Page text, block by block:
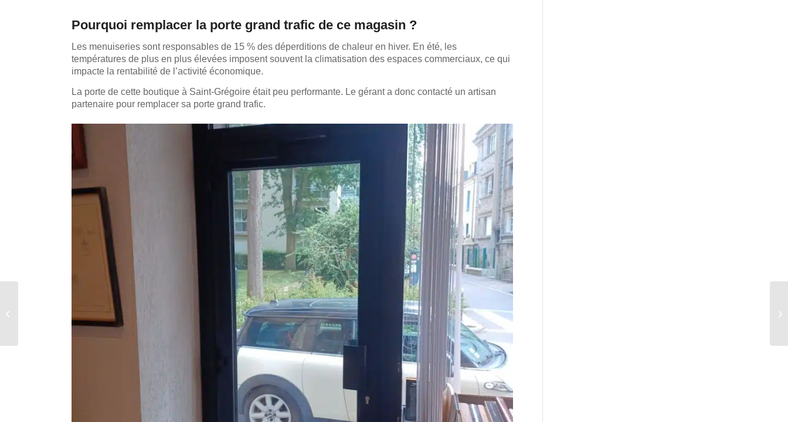
Pourquoi remplacer la porte grand trafic de ce magasin ?
Les menuiseries sont responsables de 15 % des déperditions de chaleur en hiver. En été, les
températures de plus en plus élevées imposent souvent la climatisation des espaces commerciaux, ce qui
impacte la rentabilité de l’activité économique.
La porte de cette boutique à Saint-Grégoire était peu performante. Le gérant a donc contacté un artisan
partenaire pour remplacer sa porte grand trafic.
motorisée à Rennes